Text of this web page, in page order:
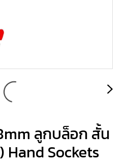
ลูกบล็อก สั้น
Hand Sockets